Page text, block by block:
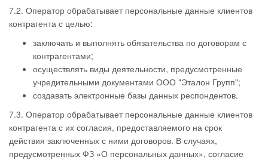
7.2. Оператор обрабатывает персональные данные клиентов
контрагента с целью:
заключать и выполнять обязательства по договорам с
контрагентами;
осуществлять виды деятельности, предусмотренные
учредительными документами ООО "Эталон Групп";
создавать электронные базы данных респондентов.
7.3. Оператор обрабатывает персональные данные клиентов
контрагента с их согласия, предоставляемого на срок
действия заключенных с ними договоров. В случаях,
предусмотренных ФЗ «О персональных данных», согласие